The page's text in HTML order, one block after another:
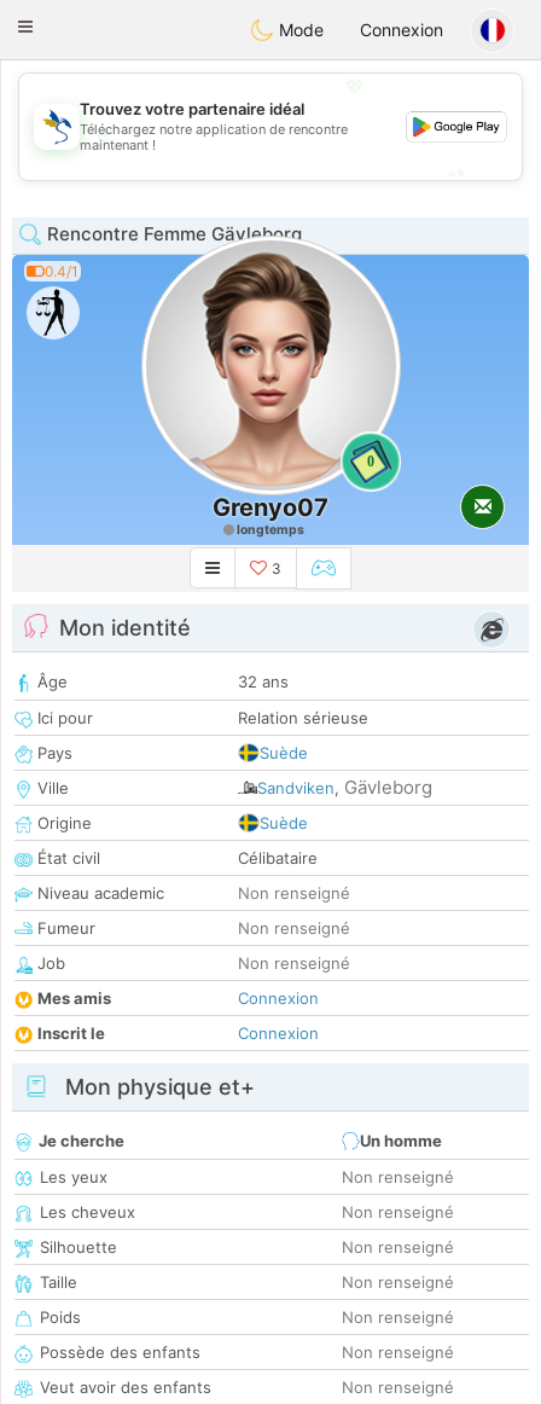
SvenskaDating
Toggle
Mode Connexion
💖
💕
Trouvez votre partenaire idéal
Téléchargez notre application de rencontre
maintenant !
Rencontre Femme Gävleborg
0.4/1
0
Grenyo07
longtemps
3
Mon identité
Âge
32 ans
Ici pour
Relation sérieuse
Pays
Suède
Ville
Sandviken, Gävleborg
Origine
Suède
État civil
Célibataire
Niveau academic
Non renseigné
Fumeur
Non renseigné
Job
Non renseigné
Mes amis
Connexion
Inscrit le
Connexion
Mon physique et+
Je cherche
Un homme
Les yeux
Non renseigné
Les cheveux
Non renseigné
Silhouette
Non renseigné
Taille
Non renseigné
Poids
Non renseigné
Possède des enfants
Non renseigné
Veut avoir des enfants
Non renseigné